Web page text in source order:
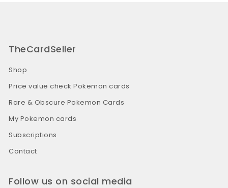
TheCardSeller
Shop
Price value check Pokemon cards
Rare & Obscure Pokemon Cards
My Pokemon cards
Subscriptions
Contact
Follow us on social media